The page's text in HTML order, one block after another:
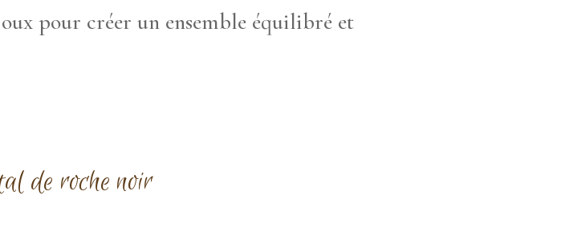
pour créer un ensemble équilibré et
de roche noir